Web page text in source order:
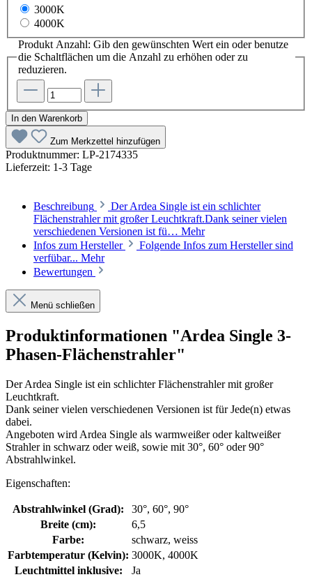
3000K
4000K
Produkt Anzahl: Gib den gewünschten Wert ein oder benutze
die Schaltflächen um die Anzahl zu erhöhen oder zu
reduzieren.
In den Warenkorb
Zum Merkzettel hinzufügen
Produktnummer: LP-2174335
Lieferzeit: 1-3 Tage
Beschreibung
Der Ardea Single ist ein schlichter
Flächenstrahler mit großer Leuchtkraft.Dank seiner vielen
verschiedenen Versionen ist fü… Mehr
Infos zum Hersteller
Folgende Infos zum Hersteller sind
verfübar... Mehr
Bewertungen
Menü schließen
Produktinformationen "Ardea Single 3-
Phasen-Flächenstrahler"
Der Ardea Single ist ein schlichter Flächenstrahler mit großer
Leuchtkraft.
Dank seiner vielen verschiedenen Versionen ist für Jede(n) etwas
dabei.
Angeboten wird Ardea Single als warmweißer oder kaltweißer
Strahler in schwarz oder weiß, sowie mit 30°, 60° oder 90°
Abstrahlwinkel.
Eigenschaften:
Abstrahlwinkel (Grad):
30°, 60°, 90°
Breite (cm):
6,5
Farbe:
schwarz, weiss
Farbtemperatur (Kelvin): 3000K, 4000K
Leuchtmittel inklusive:
Ja